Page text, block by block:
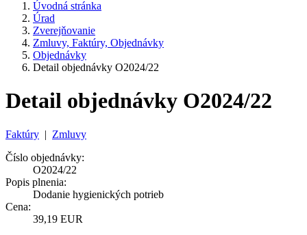
Úvodná stránka
Úrad
Zverejňovanie
Zmluvy, Faktúry, Objednávky
Objednávky
Detail objednávky O2024/22
Detail objednávky O2024/22
Faktúry | Zmluvy
Číslo objednávky:
O2024/22
Popis plnenia:
Dodanie hygienických potrieb
Cena:
39,19 EUR